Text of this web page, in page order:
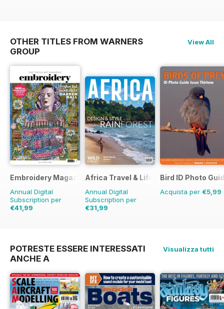
OTHER TITLES FROM WARNERS
GROUP
View All
Embroidery Magazine
Annual Digital
Subscription per
€41,99
Africa Travel & Life
Annual Digital
Subscription per
€31,99
Bird ID Photo
Acquista per €5,99
POTRESTE ESSERE INTERESSATI
ANCHE A
Visualizza tutti